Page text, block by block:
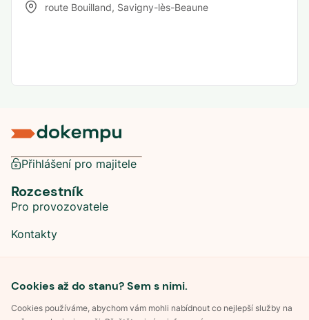
route Bouilland, Savigny-lès-Beaune
Cookies až do stanu? Sem s nimi.
Cookies používáme, abychom vám mohli nabídnout co nejlepší služby na
Přihlášení pro majitele
Rozcestník
Pro provozovatele
Kontakty